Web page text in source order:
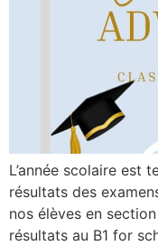
L’année scolaire est
résultats des
nos élèves en
résultats au B1 for